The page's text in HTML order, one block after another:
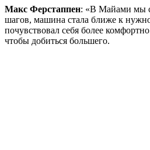
Макс Ферстаппен: «В Майами мы
шагов, машина стала ближе к
почувствовал себя более
чтобы добиться большего.